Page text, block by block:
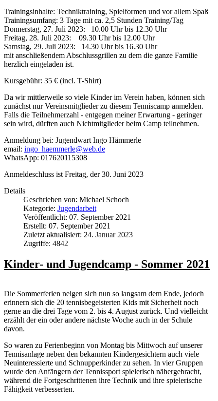
Trainingsinhalte: Techniktraining, Spielformen und vor allem Spaß
Trainingsumfang: 3 Tage mit ca. 2,5 Stunden Training/Tag
Donnerstag, 27. Juli 2023: 10.00 Uhr bis 12.30 Uhr
Freitag, 28. Juli 2023: 09.30 Uhr bis 12.00 Uhr
Samstag, 29. Juli 2023: 14.30 Uhr bis 16.30 Uhr
mit anschließendem Abschlussgrillen zu dem die ganze Familie
herzlich eingeladen ist.
Kursgebühr: 35 € (incl. T-Shirt)
Da wir mittlerweile so viele Kinder im Verein haben, können sich
zunächst nur Vereinsmitglieder zu diesem Tenniscamp anmelden.
Falls die Teilnehmerzahl - entgegen meiner Erwartung - geringer
sein wird, dürften auch Nichtmitglieder beim Camp teilnehmen.
Anmeldung bei: Jugendwart Ingo Hämmerle
email: ingo_haemmerle@web.de
WhatsApp: 017620115308
Anmeldeschluss ist Freitag, der 30. Juni 2023
Details
Geschrieben von: Michael Schoch
Kategorie: Jugendarbeit
Veröffentlicht: 07. September 2021
Erstellt: 07. September 2021
Zuletzt aktualisiert: 24. Januar 2023
Zugriffe: 4842
Kinder- und Jugendcamp - Sommer 2021
Die Sommerferien neigen sich nun so langsam dem Ende, jedoch
erinnern sich die 20 tennisbegeisterten Kids mit Sicherheit noch
gerne an die drei Tage vom 2. bis 4. August zurück. Und vielleicht
erzählt der ein oder andere nächste Woche auch in der Schule
davon.
So waren zu Ferienbeginn von Montag bis Mittwoch auf unserer
Tennisanlage neben den bekannten Kindergesichtern auch viele
Neuinteressierte und Schnupperkinder zu sehen. In vier Gruppen
wurde den Anfängern der Tennissport spielerisch nähergebracht,
während die Fortgeschrittenen ihre Technik und ihre spielerische
Fähigkeit verbesserten.